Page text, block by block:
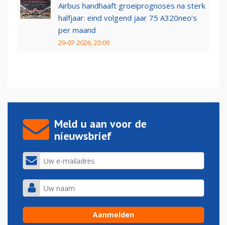
Airbus handhaaft groeiprognoses na sterk
halfjaar: eind volgend jaar 75 A320neo’s
per maand
29-07-2026, 20:09
Meld u aan voor de
nieuwsbrief